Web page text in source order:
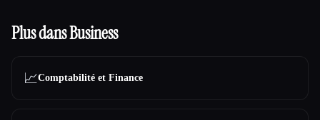
Plus dans Business
📈Comptabilité et Finance